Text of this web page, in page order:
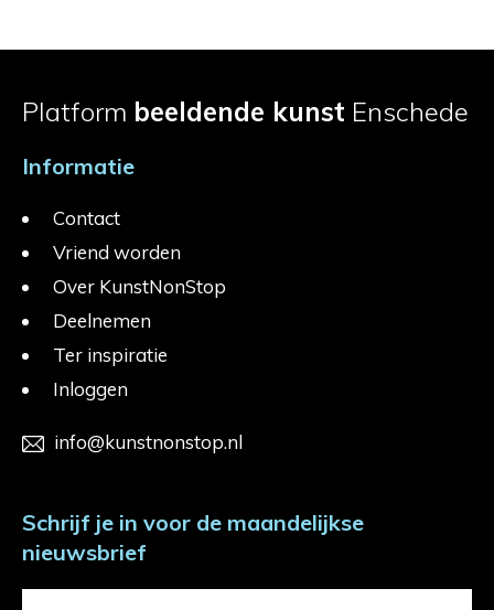
Platform beeldende kunst Enschede
Informatie
Contact
Vriend worden
Over KunstNonStop
Deelnemen
Ter inspiratie
Inloggen
info@kunstnonstop.nl
Schrijf je in voor de maandelijkse
nieuwsbrief